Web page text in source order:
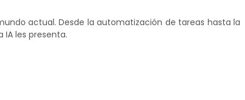
actual. Desde la automatización de tareas hasta la
les presenta.